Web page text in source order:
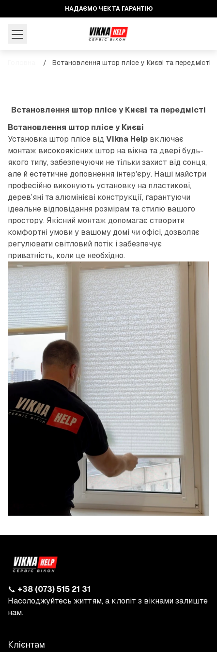
ПРАЦЮЄМО БЕЗ ВИХІДНИХ
НАДАЄМО ЧЕК ТА ГАРАНТІЮ
/ Встановлення штор плісе у Києві та передмісті
Встановлення штор плісе у Києві та передмісті
Встановлення штор плісе у Києві
Установка штор плісе від Vikna Help включає
монтаж високоякісних штор на вікна та двері будь-
якого типу, забезпечуючи не тільки захист від сонця,
але й естетичне доповнення інтер'єру. Наші майстри
професійно виконують установку на пластикові,
дерев’яні та алюмінієві конструкції, гарантуючи
ідеальне відповідання розмірам та стилю вашого
простору. Якісний монтаж допомагає створити
комфортні умови у вашому домі чи офісі, дозволяє
регулювати світловий потік і забезпечує
приватність, коли це необхідно.
📞 +38 (073) 515 21 31
Насолоджуйтесь життям, а клопіт з вікнами залиште
нам.
Клієнтам